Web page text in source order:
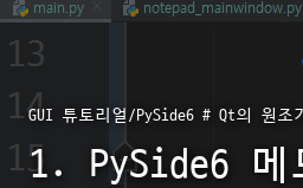
GUI 튜토리얼/PySide6 # Qt의 원조
1. PySide6 메